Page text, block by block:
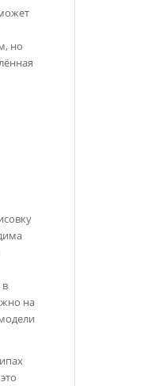
но
на